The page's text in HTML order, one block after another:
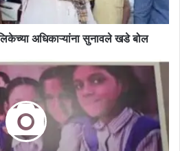
अधिकाऱ्यांना सुनावले खडे बोल